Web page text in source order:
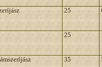
25
25
35